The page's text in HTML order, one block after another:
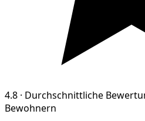
4.8 · Durchschnittliche
Bewohnern